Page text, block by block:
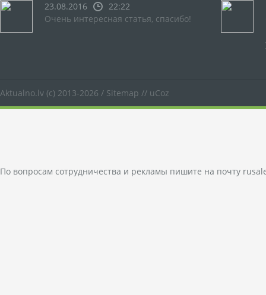
23.08.2016
22:22
Очень интересная статья, спасибо!
Aktualno.lv (c) 2013-2026 / Sitemap // uCoz
По вопросам сотрудничества и рекламы пишите на почту